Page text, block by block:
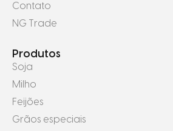
Contato
NG Trade
Produtos
Soja
Milho
Feijões
Grãos especiais